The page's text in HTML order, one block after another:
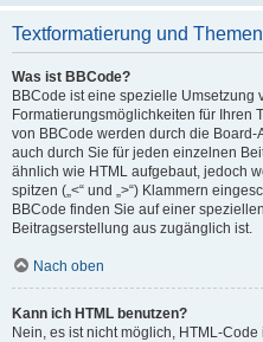
Textformatierung und
Was ist BBCode?
BBCode ist eine spezielle Umsetzung
Formatierungsmöglichkeiten für Ihren
von BBCode werden durch die
auch durch Sie für jeden einzelnen
ähnlich wie HTML aufgebaut, jedoch
spitzen („<“ und „>“) Klammern
BBCode finden Sie auf einer
Beitragserstellung aus zugänglich ist.
Nach oben
Kann ich HTML benutzen?
Nein, es ist nicht möglich, HTML-